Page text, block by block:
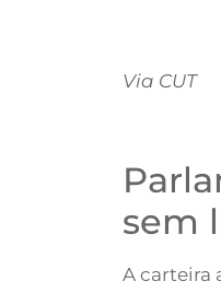
Via CUT
sem
A carteira